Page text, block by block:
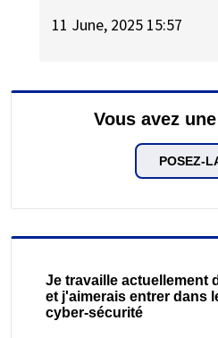
11 June, 2025 15:57
Vous avez
POSEZ-
Je travaille actuellement
et j'aimerais entrer dans
cyber-sécurité